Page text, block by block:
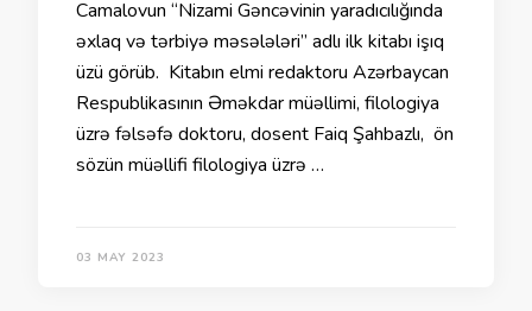
Camalovun “Nizami Gəncəvinin yaradıcılığında
əxlaq və tərbiyə məsələləri” adlı ilk kitabı işıq
üzü görüb. Kitabın elmi redaktoru Azərbaycan
Respublikasının Əməkdar müəllimi, filologiya
üzrə fəlsəfə doktoru, dosent Faiq Şahbazlı, ön
sözün müəllifi filologiya üzrə …
03 MAY 2023